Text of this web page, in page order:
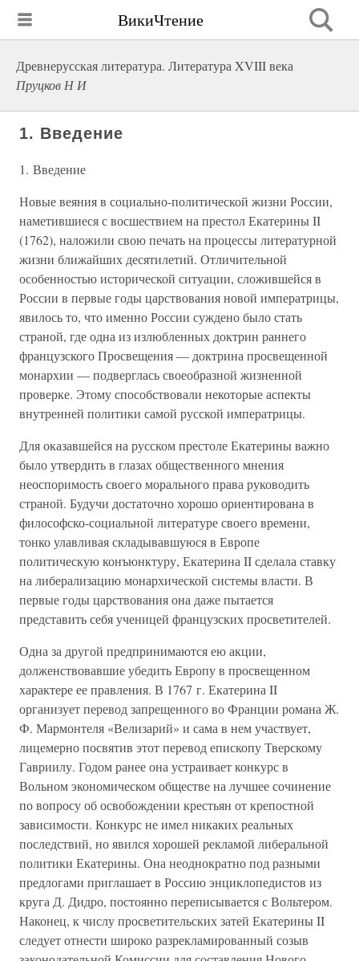
ВикиЧтение
Древнерусская литература. Литература XVIII века
Пруцков Н И
1. Введение
1. Введение
Новые веяния в социально-политической жизни России,
наметившиеся с восшествием на престол Екатерины II
(1762), наложили свою печать на процессы литературной
жизни ближайших десятилетий. Отличительной
особенностью исторической ситуации, сложившейся в
России в первые годы царствования новой императрицы,
явилось то, что именно России суждено было стать
страной, где одна из излюбленных доктрин раннего
французского Просвещения — доктрина просвещенной
монархии — подверглась своеобразной жизненной
проверке. Этому способствовали некоторые аспекты
внутренней политики самой русской императрицы.
Для оказавшейся на русском престоле Екатерины важно
было утвердить в глазах общественного мнения
неоспоримость своего морального права руководить
страной. Будучи достаточно хорошо ориентирована в
философско-социальной литературе своего времени,
тонко улавливая складывавшуюся в Европе
политическую конъюнктуру, Екатерина II сделала ставку
на либерализацию монархической системы власти. В
первые годы царствования она даже пытается
представить себя ученицей французских просветителей.
Одна за другой предпринимаются ею акции,
долженствовавшие убедить Европу в просвещенном
характере ее правления. В 1767 г. Екатерина II
организует перевод запрещенного во Франции романа Ж.
Ф. Мармонтеля «Велизарий» и сама в нем участвует,
лицемерно посвятив этот перевод епископу Тверскому
Гавриилу. Годом ранее она устраивает конкурс в
Вольном экономическом обществе на лучшее сочинение
по вопросу об освобождении крестьян от крепостной
зависимости. Конкурс не имел никаких реальных
последствий, но явился хорошей рекламой либеральной
политики Екатерины. Она неоднократно под разными
предлогами приглашает в Россию энциклопедистов из
круга Д. Дидро, постоянно переписывается с Вольтером.
Наконец, к числу просветительских затей Екатерины II
следует отнести широко разрекламированный созыв